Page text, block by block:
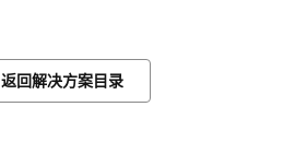
返回解决方案目录